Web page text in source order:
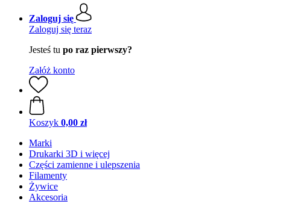
Zaloguj się
Zaloguj się teraz
Jesteś tu po raz pierwszy?
Załóż konto
Koszyk 0,00 zł
Marki
Drukarki 3D i więcej
Części zamienne i ulepszenia
Filamenty
Żywice
Akcesoria